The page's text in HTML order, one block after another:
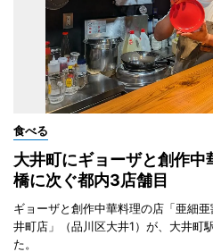
食べる
大井町にギョーザと創作
橋に次ぐ都内3店舗目
ギョーザと創作中華料理の店「亜細
井町店」（品川区大井1）が、大井町
た。